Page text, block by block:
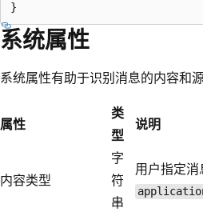
系统属性
系统属性有助于识别消息的内容和
属性
类
型
说明
内容类型
字
符
串
用户指定